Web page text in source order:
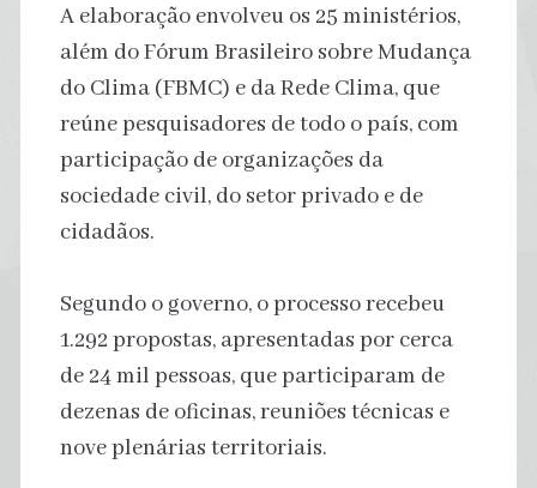
A elaboração envolveu os 25 ministérios,
além do Fórum Brasileiro sobre Mudança
do Clima (FBMC) e da Rede Clima, que
reúne pesquisadores de todo o país, com
participação de organizações da
sociedade civil, do setor privado e de
cidadãos.
Segundo o governo, o processo recebeu
1.292 propostas, apresentadas por cerca
de 24 mil pessoas, que participaram de
dezenas de oficinas, reuniões técnicas e
nove plenárias territoriais.